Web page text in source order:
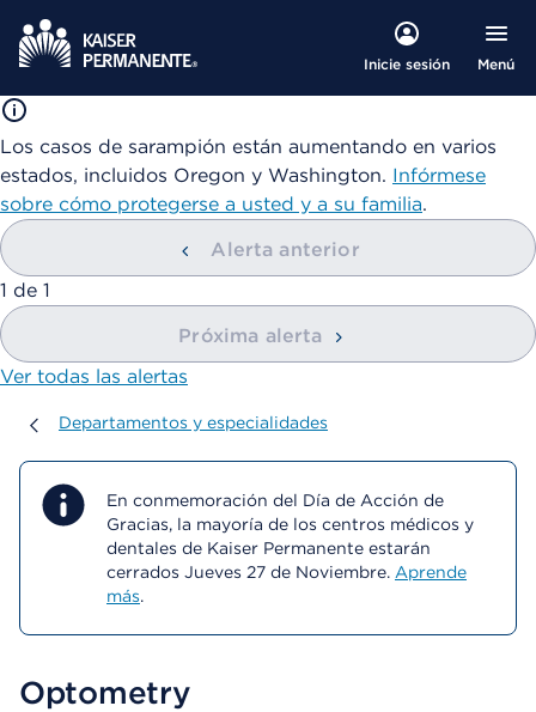
Inicie sesión Menú
Los casos de sarampión están aumentando en varios
estados, incluidos Oregon y Washington. Infórmese
sobre cómo protegerse a usted y a su familia.
Alerta anterior
mostrando
1 de 1
Próxima alerta
Ver todas las alertas
Departamentos y especialidades
Departamentos y especialidades
En conmemoración del Día de Acción de
Gracias, la mayoría de los centros médicos y
dentales de Kaiser Permanente estarán
cerrados Jueves 27 de Noviembre. Aprende
más.
Optometry